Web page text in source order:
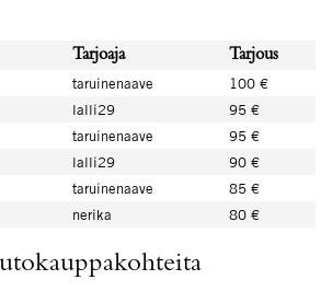
Tarjoaja
Tarjous
taruinenaave
100 €
lalli29
95 €
taruinenaave
95 €
lalli29
90 €
taruinenaave
85 €
nerika 80 €